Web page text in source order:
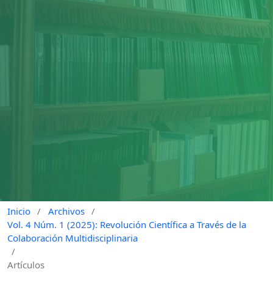
Inicio / Archivos /
Vol. 4 Núm. 1 (2025): Revolución Científica a Través de la
Colaboración Multidisciplinaria
/
Artículos